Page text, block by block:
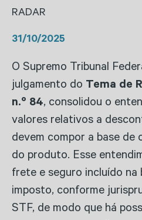
RADAR
31/10/2025
O Supremo Tribunal
julgamento do Tema de
n.º 84, consolidou o
valores relativos a
devem compor a base de
do produto. Esse
frete e seguro incluído na
imposto, conforme
STF, de modo que há